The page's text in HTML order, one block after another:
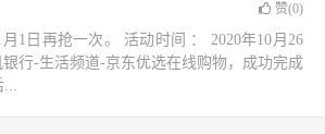
赞(0)
1日再抢一次。 活动时间 ： 2020年10月26
行-生活频道-京东优选在线购物，成功完成
...